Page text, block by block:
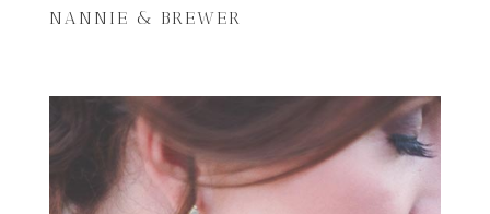
NANNIE & BREWER